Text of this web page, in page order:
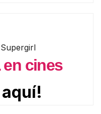
en cines
aquí!